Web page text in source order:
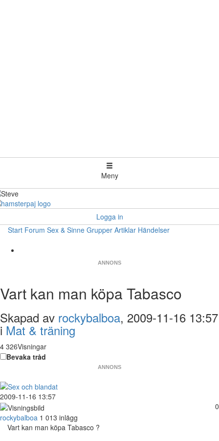
Meny
Logga in
Start Forum Sex & Sinne Grupper Artiklar Händelser
ANNONS
Vart kan man köpa Tabasco
Skapad av rockybalboa, 2009-11-16 13:57
i Mat & träning
4 326Visningar
Bevaka tråd
ANNONS
2009-11-16 13:57
0
rockybalboa 1 013 inlägg
Vart kan man köpa Tabasco ?